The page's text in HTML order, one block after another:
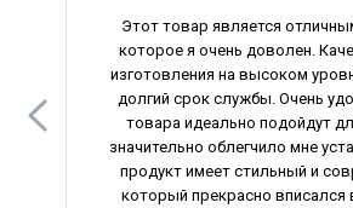
Этот товар является
которое я очень доволен.
изготовления на высоком
долгий срок службы. Очень
товара идеально подойдут
значительно облегчило мне
продукт имеет стильный и
который прекрасно вписался